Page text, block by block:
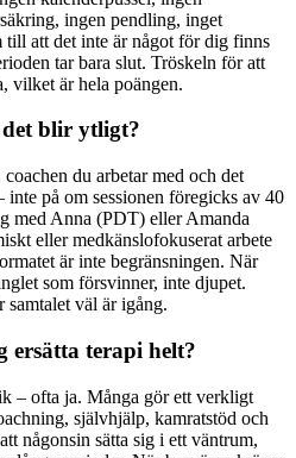
ingen pendling, inget
att det inte är något för dig finns
tar bara slut. Tröskeln för att
vilket är hela poängen.
blir ytligt?
du arbetar med och det
på om sessionen föregicks av 40
med Anna (PDT) eller Amanda
eller medkänslofokuserat arbete
är inte begränsningen. När
som försvinner, inte djupet.
väl är igång.
terapi helt?
– ofta ja. Många gör ett verkligt
självhjälp, kamratstöd och
någonsin sätta sig i ett väntrum,